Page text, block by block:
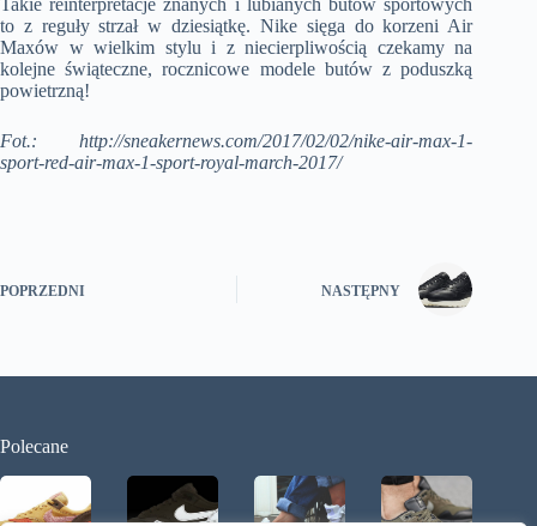
Takie reinterpretacje znanych i lubianych butów sportowych
to z reguły strzał w dziesiątkę. Nike sięga do korzeni Air
Maxów w wielkim stylu i z niecierpliwością czekamy na
kolejne świąteczne, rocznicowe modele butów z poduszką
powietrzną!
Fot.: http://sneakernews.com/2017/02/02/nike-air-max-1-
sport-red-air-max-1-sport-royal-march-2017/
POPRZEDNI NASTĘPNY
Polecane